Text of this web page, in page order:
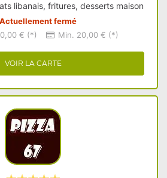
libanais, fritures, desserts maison
Actuellement fermé
0,00 € (*) Min. 20,00 € (*)
VOIR LA CARTE